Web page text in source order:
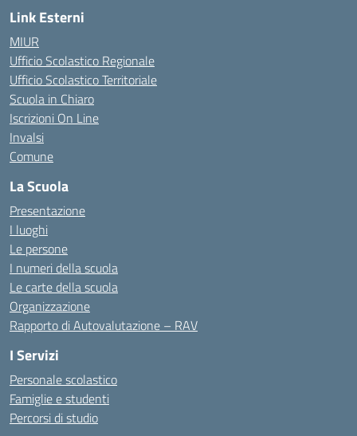
Link Esterni
MIUR
Ufficio Scolastico Regionale
Ufficio Scolastico Territoriale
Scuola in Chiaro
Iscrizioni On Line
Invalsi
Comune
La Scuola
Presentazione
I luoghi
Le persone
I numeri della scuola
Le carte della scuola
Organizzazione
Rapporto di Autovalutazione – RAV
I Servizi
Personale scolastico
Famiglie e studenti
Percorsi di studio